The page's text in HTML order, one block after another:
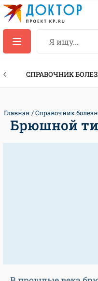
СПРАВОЧНИК
Главная Справочник
Брюшной